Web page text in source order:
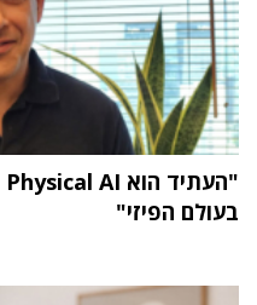
בעולם הפיזי"